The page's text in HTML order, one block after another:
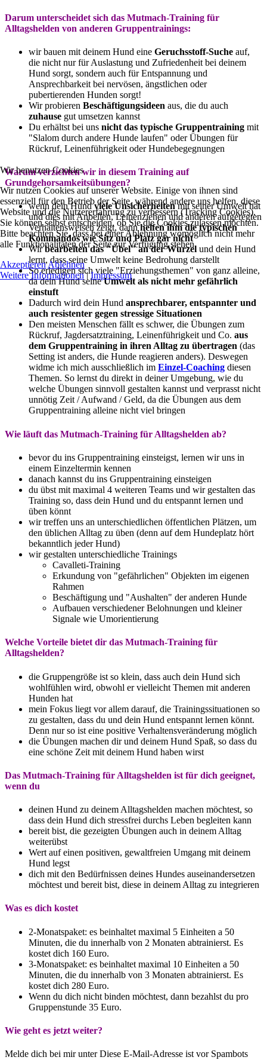
Darum unterscheidet sich das Mutmach-Training für
Alltagshelden von anderen Gruppentrainings:
wir bauen mit deinem Hund eine Geruchsstoff-Suche auf,
die nicht nur für Auslastung und Zufriedenheit bei deinem
Hund sorgt, sondern auch für Entspannung und
Ansprechbarkeit bei nervösen, ängstlichen oder
pubertierenden Hunden sorgt!
Wir probieren Beschäftigungsideen aus, die du auch
zuhause gut umsetzen kannst
Du erhältst bei uns nicht das typische Gruppentraining mit
"Slalom durch andere Hunde laufen" oder Übungen für
Rückruf, Leinenführigkeit oder Hundebegegnungen
Warum verzichten wir in diesem Training auf
Grundgehorsamkeitsübungen?
wenn dein Hundviele Unsicherheitenmit seiner Umwelt hat
und dies mit Anbellen, Leinenziehen und anderen aufgeregten
Verhaltensweisen zeigt, dannhelfen ihm die typischen
Kommandos wie Sitz und Platz gar nicht
Wirbearbeiten das "Übel" an der Wurzel und dein Hund
lernt, dass seine Umwelt keine Bedrohung darstellt
So erledigen sich viele "Erziehungsthemen" von ganz alleine,
da dein Hund seineUmwelt als nicht mehr gefährlich
einstuft
Dadurch wird dein Hund ansprechbarer, entspannter und
auch resistenter gegen stressige Situationen
Den meisten Menschen fällt es schwer, die Übungen zum
Rückruf, Jagdersatztraining, Leinenführigkeit und Co. aus
dem Gruppentraining in ihren Alltag zu übertragen (das
Setting ist anders, die Hunde reagieren anders). Deswegen
widme ich mich ausschließlich im Einzel-Coaching diesen
Themen. So lernst du direkt in deiner Umgebung, wie du
welche Übungen sinnvoll gestalten kannst und verprasst nicht
unnötig Zeit / Aufwand / Geld, da die Übungen aus dem
Gruppentraining alleine nicht viel bringen
Wie läuft das Mutmach-Training für Alltagshelden ab?
bevor du ins Gruppentraining einsteigst, lernen wir uns in
einem Einzeltermin kennen
danach kannst du ins Gruppentraining einsteigen
du übst mit maximal 4 weiteren Teams und wir gestalten das
Training so, dass dein Hund und du entspannt lernen und
üben könnt
wir treffen uns an unterschiedlichen öffentlichen Plätzen, um
den üblichen Alltag zu üben (denn auf dem Hundeplatz hört
bekanntlich jeder Hund)
wir gestalten unterschiedliche Trainings
Cavalleti-Training
Erkundung von "gefährlichen" Objekten im eigenen
Rahmen
Beschäftigung und "Aushalten" der anderen Hunde
Aufbauen verschiedener Belohnungen und kleiner
Signale wie Umorientierung
Welche Vorteile bietet dir das Mutmach-Training für
Alltagshelden?
die Gruppengröße ist so klein, dass auch dein Hund sich
wohlfühlen wird, obwohl er vielleicht Themen mit anderen
Hunden hat
mein Fokus liegt vor allem darauf, die Trainingssituationen so
zu gestalten, dass du und dein Hund entspannt lernen könnt.
Denn nur so ist eine positive Verhaltensveränderung möglich
die Übungen machen dir und deinem Hund Spaß, so dass du
eine schöne Zeit mit deinem Hund haben wirst
Das Mutmach-Training für Alltagshelden ist für dich geeignet,
wenn du
deinen Hund zu deinem Alltagshelden machen möchtest, so
dass dein Hund dich stressfrei durchs Leben begleiten kann
bereit bist, die gezeigten Übungen auch in deinem Alltag
weiterübst
Wert auf einen positiven, gewaltfreien Umgang mit deinem
Hund legst
dich mit den Bedürfnissen deines Hundes auseinandersetzen
möchtest und bereit bist, diese in deinem Alltag zu integrieren
Was es dich kostet
2-Monatspaket: es beinhaltet maximal 5 Einheiten a 50
Minuten, die du innerhalb von 2 Monaten abtrainierst. Es
kostet dich 160 Euro.
3-Monatspaket: es beinhaltet maximal 10 Einheiten a 50
Minuten, die du innerhalb von 3 Monaten abtrainierst. Es
kostet dich 280 Euro.
Wenn du dich nicht binden möchtest, dann bezahlst du pro
Gruppenstunde 35 Euro.
Wie geht es jetzt weiter?
Melde dich bei mir unter Diese E-Mail-Adresse ist vor Spambots
Wir benutzen Cookies
Wir nutzen Cookies auf unserer Website. Einige von ihnen sind
essenziell für den Betrieb der Seite, während andere uns helfen, diese
Website und die Nutzererfahrung zu verbessern (Tracking Cookies).
Sie können selbst entscheiden, ob Sie die Cookies zulassen möchten.
Bitte beachten Sie, dass bei einer Ablehnung womöglich nicht mehr
alle Funktionalitäten der Seite zur Verfügung stehen.
Akzeptieren Ablehnen
Weitere Informationen|Impressum